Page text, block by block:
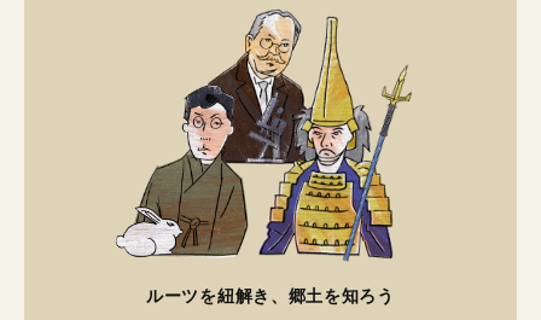
ルーツを紐解き、郷土を知ろう